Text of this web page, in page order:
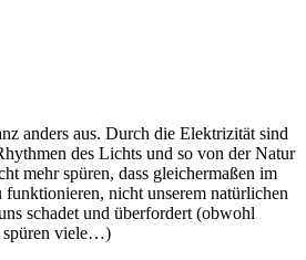
anders aus. Durch die Elektrizität sind
des Lichts und so von der Natur
mehr spüren, dass gleichermaßen im
nicht unserem natürlichen
schadet und überfordert (obwohl
spüren viele…)